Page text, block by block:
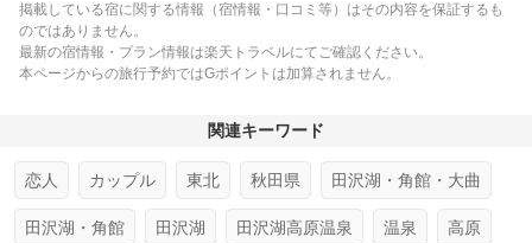
掲載している宿に関する情報（宿情報・口コミ等）はその内容を保証するも
のではありません。
最新の宿情報・プラン情報は楽天トラベルにてご確認ください。
本ページからの旅行予約ではGポイントは加算されません。
関連キーワード
恋人 カップル 東北 秋田県 田沢湖・角館・大曲
田沢湖・角館 田沢湖 田沢湖高原温泉 温泉 高原